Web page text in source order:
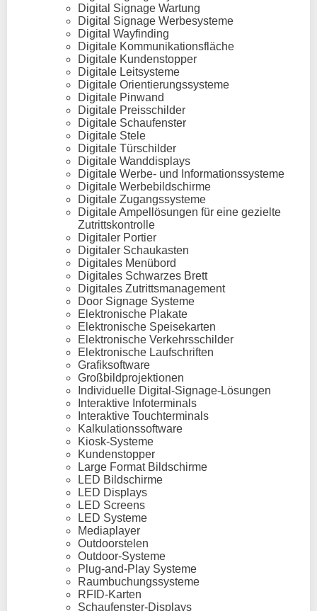
Digital Signage Wartung
Digital Signage Werbesysteme
Digital Wayfinding
Digitale Kommunikationsfläche
Digitale Kundenstopper
Digitale Leitsysteme
Digitale Orientierungssysteme
Digitale Pinwand
Digitale Preisschilder
Digitale Schaufenster
Digitale Stele
Digitale Türschilder
Digitale Wanddisplays
Digitale Werbe- und Informationssysteme
Digitale Werbebildschirme
Digitale Zugangssysteme
Digitale Ampellösungen für eine gezielte
Zutrittskontrolle
Digitaler Portier
Digitaler Schaukasten
Digitales Menübord
Digitales Schwarzes Brett
Digitales Zutrittsmanagement
Door Signage Systeme
Elektronische Plakate
Elektronische Speisekarten
Elektronische Verkehrsschilder
Elektronische Laufschriften
Grafiksoftware
Großbildprojektionen
Individuelle Digital-Signage-Lösungen
Interaktive Infoterminals
Interaktive Touchterminals
Kalkulationssoftware
Kiosk-Systeme
Kundenstopper
Large Format Bildschirme
LED Bildschirme
LED Displays
LED Screens
LED Systeme
Mediaplayer
Outdoorstelen
Outdoor-Systeme
Plug-and-Play Systeme
Raumbuchungssysteme
RFID-Karten
Schaufenster-Displays